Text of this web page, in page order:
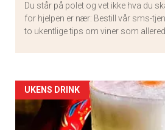
Du står på polet og vet ikke hva du
for hjelpen er nær: Bestill vår sms-
to ukentlige tips om viner som
Artikler
detail
UKENS DRINK